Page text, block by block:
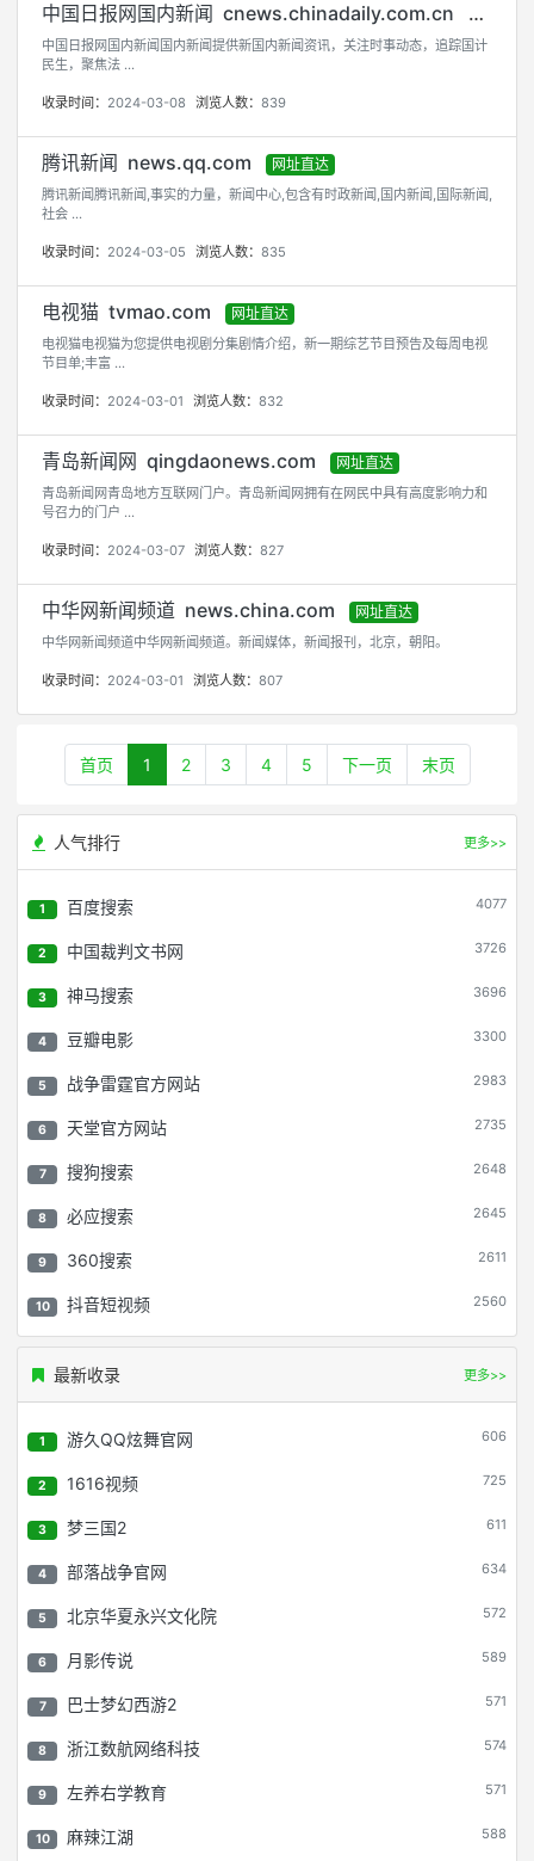
人气排行 更多>>
1 百度搜索 4077
2 中国裁判文书网 3726
3 神马搜索 3696
4 豆瓣电影 3300
5 战争雷霆官方网站 2983
6 天堂官方网站 2735
7 搜狗搜索 2648
8 必应搜索 2645
9 360搜索 2611
10 抖音短视频 2560
最新收录 更多>>
1 游久QQ炫舞官网 606
2 1616视频 725
3 梦三国2 611
4 部落战争官网 634
5 北京华夏永兴文化院 572
6 月影传说 589
7 巴士梦幻西游2 571
8 浙江数航网络科技 574
9 左养右学教育 571
10 麻辣江湖 588
中国日报网国内新闻 cnews.chinadaily.com.cn 网址直达
中国日报网国内新闻国内新闻提供新国内新闻资讯，关注时事动态，追踪国计
民生，聚焦法 ...
收录时间： 2024-03-08 浏览人数： 839
腾讯新闻 news.qq.com 网址直达
腾讯新闻腾讯新闻,事实的力量，新闻中心,包含有时政新闻,国内新闻,国际新闻,
社会 ...
收录时间： 2024-03-05 浏览人数： 835
电视猫 tvmao.com 网址直达
电视猫电视猫为您提供电视剧分集剧情介绍，新一期综艺节目预告及每周电视
节目单;丰富 ...
收录时间： 2024-03-01 浏览人数： 832
青岛新闻网 qingdaonews.com 网址直达
青岛新闻网青岛地方互联网门户。青岛新闻网拥有在网民中具有高度影响力和
号召力的门户 ...
收录时间： 2024-03-07 浏览人数： 827
中华网新闻频道 news.china.com 网址直达
中华网新闻频道中华网新闻频道。新闻媒体，新闻报刊，北京，朝阳。
收录时间： 2024-03-01 浏览人数： 807
首页 1 2 3 4 5 下一页 末页